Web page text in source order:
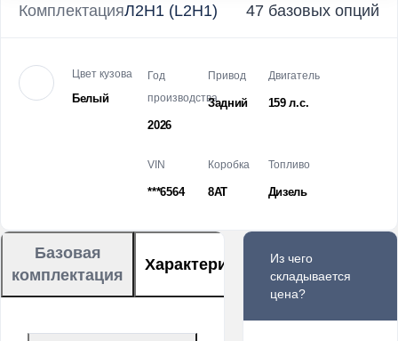
КомплектацияЛ2Н1 (L2H1) 47 базовых опций
Цвет кузова
Белый
Год
производства
2026
Привод
Задний
Двигатель
159 л.с.
VIN
***6564
Коробка
8AT
Топливо
Дизель
Базовая
комплектация
ХарактеристикиИз чего
складывается
цена?